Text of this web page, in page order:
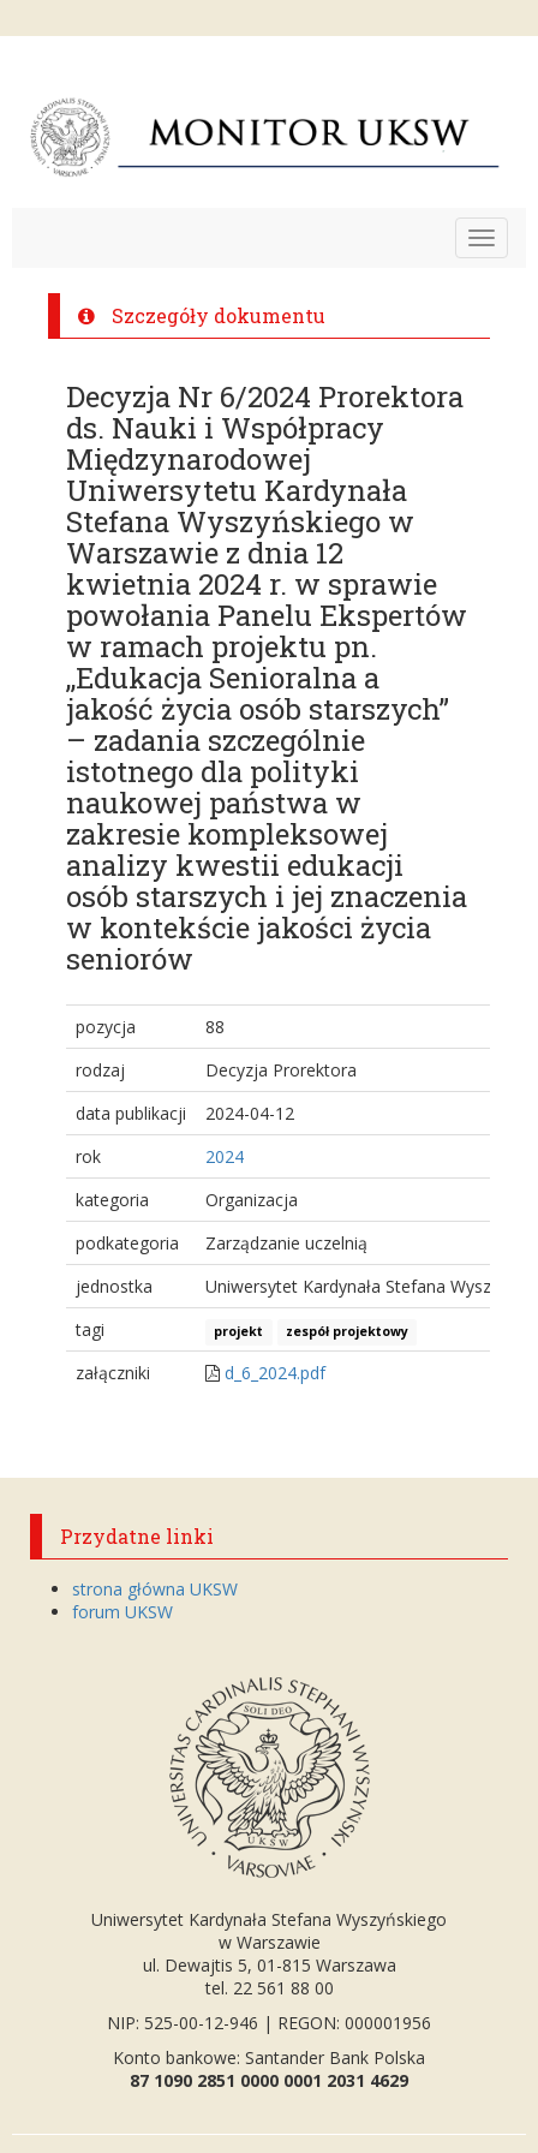
Toggle
Szczegóły dokumentu
Decyzja Nr 6/2024 Prorektora
ds. Nauki i Współpracy
Międzynarodowej
Uniwersytetu Kardynała
Stefana Wyszyńskiego w
Warszawie z dnia 12
kwietnia 2024 r. w sprawie
powołania Panelu Ekspertów
w ramach projektu pn.
,,Edukacja Senioralna a
jakość życia osób starszych”
– zadania szczególnie
istotnego dla polityki
naukowej państwa w
zakresie kompleksowej
analizy kwestii edukacji
osób starszych i jej znaczenia
w kontekście jakości życia
seniorów
pozycja
88
rodzaj
Decyzja Prorektora
data publikacji
2024-04-12
rok
2024
kategoria
Organizacja
podkategoria
Zarządzanie uczelnią
jednostka
Uniwersytet Kardynała Stefana
tagi
projekt zespół projektowy
załączniki d_6_2024.pdf
Przydatne linki
strona główna UKSW
forum UKSW
Uniwersytet Kardynała Stefana Wyszyńskiego
w Warszawie
ul. Dewajtis 5, 01-815 Warszawa
tel. 22 561 88 00
NIP: 525-00-12-946 | REGON: 000001956
Konto bankowe: Santander Bank Polska
87 1090 2851 0000 0001 2031 4629